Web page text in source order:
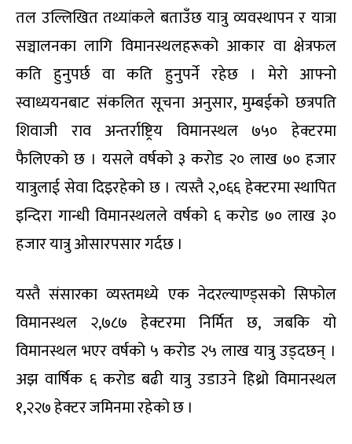
तल उल्लिखित तथ्यांकले बताउँछ यात्रु व्यवस्थापन र यात्रा
सञ्चालनका लागि विमानस्थलहरूको आकार वा क्षेत्रफल
कति हुनुपर्छ वा कति हुनुपर्ने रहेछ । मेरो आफ्नो
स्वाध्ययनबाट संकलित सूचना अनुसार, मुम्बईको छत्रपति
शिवाजी राव अन्तर्राष्ट्रिय विमानस्थल ७५० हेक्टरमा
फैलिएको छ । यसले वर्षको ३ करोड २० लाख ७० हजार
यात्रुलाई सेवा दिइरहेको छ । त्यस्तै २,०६६ हेक्टरमा स्थापित
इन्दिरा गान्धी विमानस्थलले वर्षको ६ करोड ७० लाख ३०
हजार यात्रु ओसारपसार गर्दछ ।
यस्तै संसारका व्यस्तमध्ये एक नेदरल्याण्ड्सको सिफोल
विमानस्थल २,७८७ हेक्टरमा निर्मित छ, जबकि यो
विमानस्थल भएर वर्षको ५ करोड २५ लाख यात्रु उड्दछन् ।
अझ वार्षिक ६ करोड बढी यात्रु उडाउने हिथ्रो विमानस्थल
१,२२७ हेक्टर जमिनमा रहेको छ ।